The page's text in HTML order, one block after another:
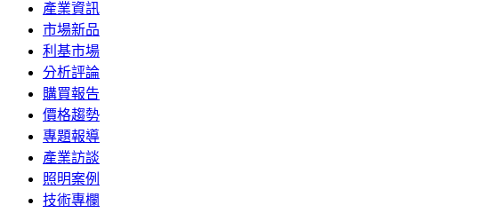
產業資訊
市場新品
利基市場
分析評論
購買報告
價格趨勢
專題報導
產業訪談
照明案例
技術專欄